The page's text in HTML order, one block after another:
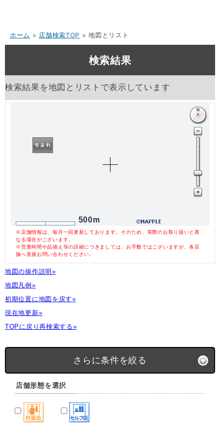
ホーム > 店舗検索TOP > 地図とリスト
検索結果
検索結果を地図とリストで表示しています
500m
※店舗情報は、毎月一回更新しております。そのため、実際のお取り扱いと異
なる場合がございます。
※営業時間や品揃え等の詳細につきましては、お手数ではございますが、各店
舗へ直接お問い合わせください。
地図の操作説明»
地図凡例»
初期位置に地図を戻す»
現在地更新»
TOPに戻り再検索する»
さらに条件を絞る
店舗形態を選択